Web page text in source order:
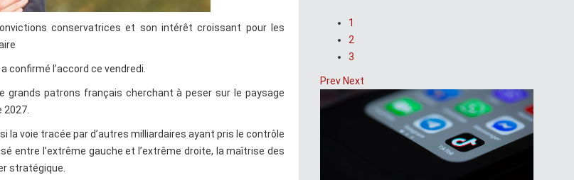
conservatrices et son intérêt croissant pour les
confirmé l’accord ce vendredi.
patrons français cherchant à peser sur le paysage
la voie tracée par d’autres milliardaires ayant pris le contrôle
entre l’extrême gauche et l’extrême droite, la maîtrise des
stratégique.
1
2
3
Prev Next